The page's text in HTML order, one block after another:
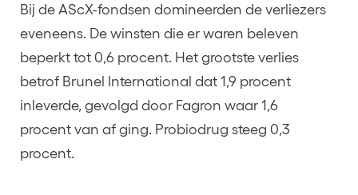
Bij de AScX-fondsen domineerden de verliezers
eveneens. De winsten die er waren beleven
beperkt tot 0,6 procent. Het grootste verlies
betrof Brunel International dat 1,9 procent
inleverde, gevolgd door Fagron waar 1,6
procent van af ging. Probiodrug steeg 0,3
procent.